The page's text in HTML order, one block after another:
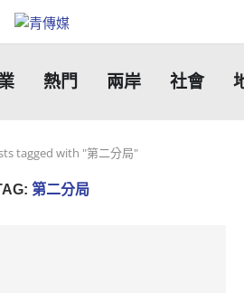
熱門 兩岸 社會
tagged with "第二分局"
第二分局